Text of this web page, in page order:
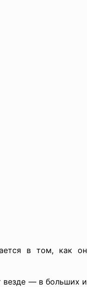
в том, как он
везде — в больших и